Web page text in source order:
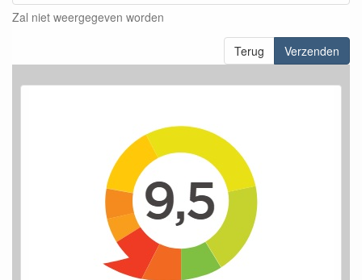
Zal niet weergegeven worden
Terug Verzenden